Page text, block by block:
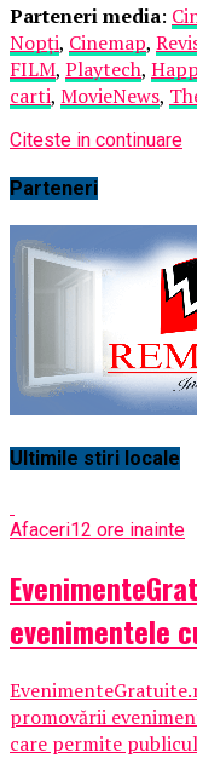
Parteneri media:
Nopți, Cinemap,
FILM, Playtech,
carti, MovieNews,
Citeste in continuare
Parteneri
Ultimile stiri locale
Afaceri12 ore inainte
evenimentele
promovării
care permite